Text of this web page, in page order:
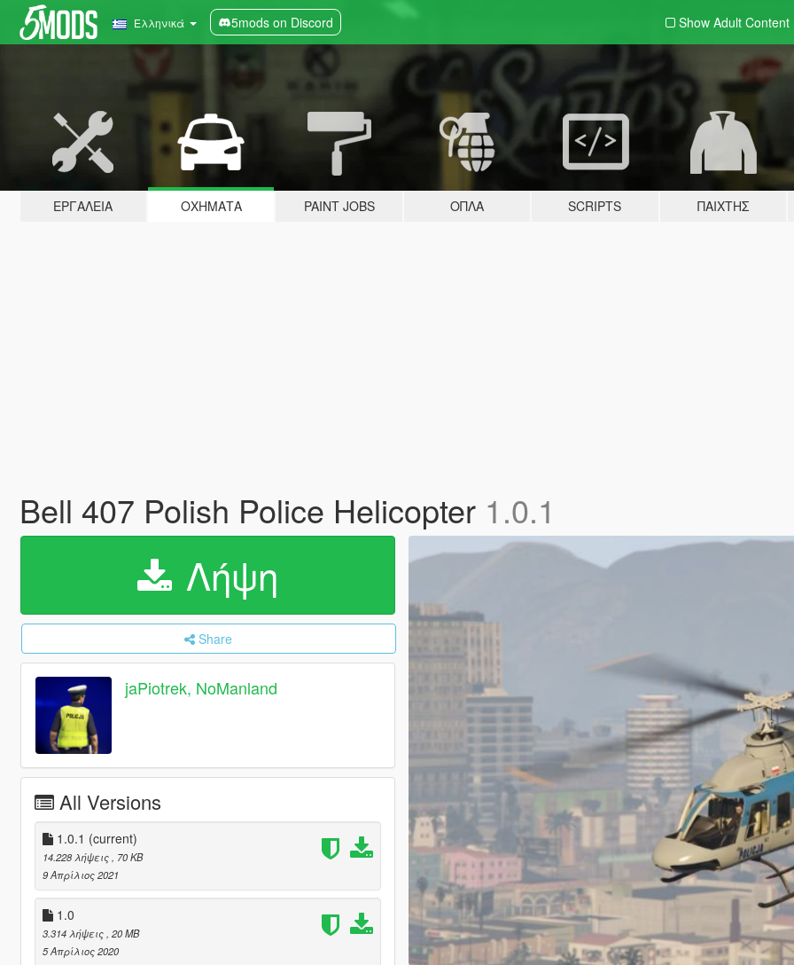
Ελληνικά 5mods on Discord Show Adult Content
ΕΡΓΑΛΕΊΑ ΟΧΉΜΑΤΑ PAINT JOBS ΌΠΛΑ SCRIPTS ΠΑΊΧΤΗΣ
Bell 407 Polish Police Helicopter 1.0.1
Λήψη
Share
jaPiotrek, NoManland
All Versions
1.0.1 (current)
14.228 λήψεις
, 70 KB
9 Απρίλιος 2021
1.0
3.314 λήψεις , 20 MB
5 Απρίλιος 2020